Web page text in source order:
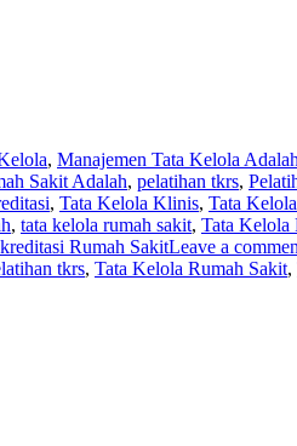
, Manajemen Tata Kelola Adalah
Sakit Adalah, pelatihan tkrs,
, Tata Kelola Klinis, Tata
, tata kelola rumah sakit, Tata Kelola
Rumah SakitLeave a
tkrs, Tata Kelola Rumah Sakit,